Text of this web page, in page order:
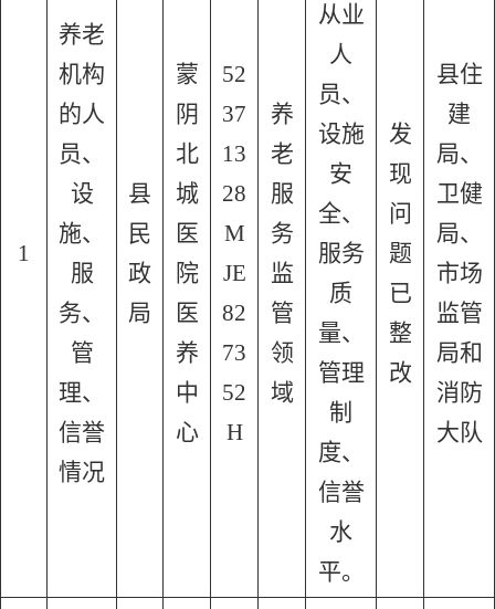
1
养老
机构
的人
员、
设
施、
服
务、
管
理、
信誉
情况
县
民
政
局
蒙
阴
北
城
医
院
医
养
中
心
52
37
13
28
M
JE
82
73
52
H
养
老
服
务
监
管
领
域
从业
人
员、
设施
安
全、
服务
质
量、
管理
制
度、
信誉
水
平。
发
现
问
题
已
整
改
县住
建
局、
卫健
局、
市场
监管
局和
消防
大队